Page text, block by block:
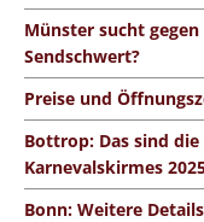
Münster sucht
Sendschwert?
Preise und
Bottrop: Das sind
Karnevalskirmes
Bonn: Weitere